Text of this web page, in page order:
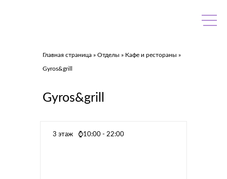
Главная страница » Отделы » Кафе и рестораны »
Gyros&grill
Gyros&grill
3 этаж ⌚10:00 - 22:00